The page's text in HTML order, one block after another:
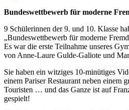
Bundeswettbewerb für moderne
9 Schülerinnen der 9. und 10. Klasse
„Bundeswettbewerb für moderne
Es war die erste Teilnahme unseres
von Anne-Laure Gulde-Galiote und
Sie haben ein witziges 10-minütiges
einem Pariser Restaurant neben einem
Touristen … und das Ganze ist auf
gespielt!